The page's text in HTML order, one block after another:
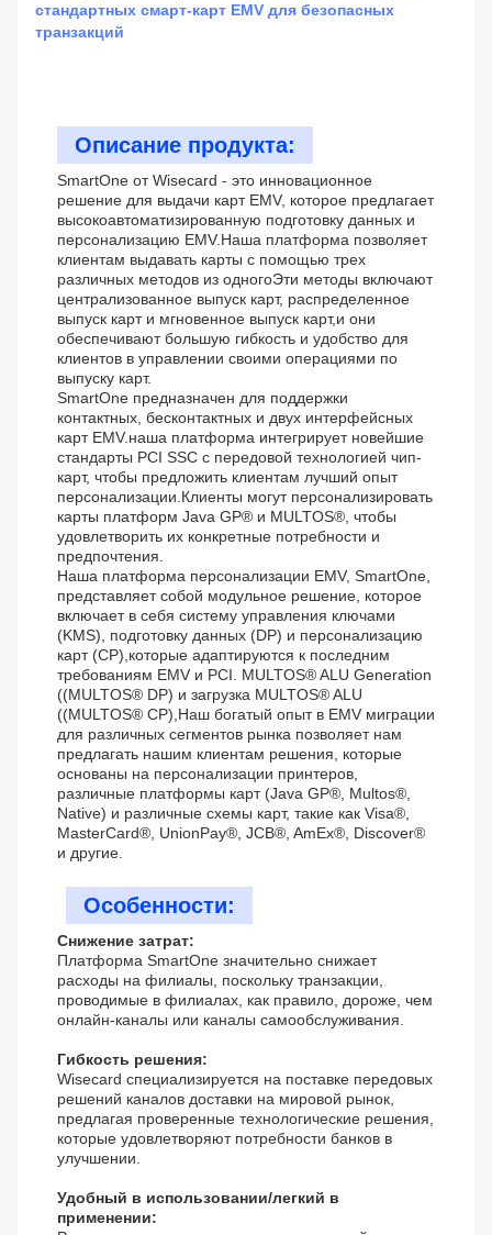
стандартных смарт-карт EMV для безопасных
транзакций
Описание продукта:
SmartOne от Wisecard - это инновационное
решение для выдачи карт EMV, которое предлагает
высокоавтоматизированную подготовку данных и
персонализацию EMV.Наша платформа позволяет
клиентам выдавать карты с помощью трех
различных методов из одногоЭти методы включают
централизованное выпуск карт, распределенное
выпуск карт и мгновенное выпуск карт,и они
обеспечивают большую гибкость и удобство для
клиентов в управлении своими операциями по
выпуску карт.
SmartOne предназначен для поддержки
контактных, бесконтактных и двух интерфейсных
карт EMV.наша платформа интегрирует новейшие
стандарты PCI SSC с передовой технологией чип-
карт, чтобы предложить клиентам лучший опыт
персонализации.Клиенты могут персонализировать
карты платформ Java GP® и MULTOS®, чтобы
удовлетворить их конкретные потребности и
предпочтения.
Наша платформа персонализации EMV, SmartOne,
представляет собой модульное решение, которое
включает в себя систему управления ключами
(KMS), подготовку данных (DP) и персонализацию
карт (CP),которые адаптируются к последним
требованиям EMV и PCI. MULTOS® ALU Generation
((MULTOS® DP) и загрузка MULTOS® ALU
((MULTOS® CP),Наш богатый опыт в EMV миграции
для различных сегментов рынка позволяет нам
предлагать нашим клиентам решения, которые
основаны на персонализации принтеров,
различные платформы карт (Java GP®, Multos®,
Native) и различные схемы карт, такие как Visa®,
MasterCard®, UnionPay®, JCB®, AmEx®, Discover®
и другие.
Особенности:
Снижение затрат:
Платформа SmartOne значительно снижает
расходы на филиалы, поскольку транзакции,
проводимые в филиалах, как правило, дороже, чем
онлайн-каналы или каналы самообслуживания.
Гибкость решения:
Wisecard специализируется на поставке передовых
решений каналов доставки на мировой рынок,
предлагая проверенные технологические решения,
которые удовлетворяют потребности банков в
улучшении.
Удобный в использовании/легкий в
применении: